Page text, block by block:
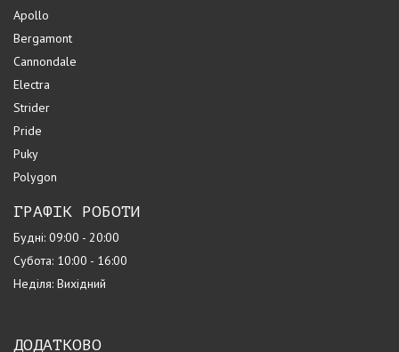
Apollo
Bergamont
Cannondale
Electra
Strider
Pride
Puky
Polygon
ГРАФІК РОБОТИ
Будні: 09:00 - 20:00
Субота: 10:00 - 16:00
Неділя: Вихідний
ДОДАТКОВО